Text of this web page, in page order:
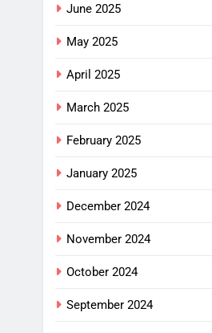
June 2025
May 2025
April 2025
March 2025
February 2025
January 2025
December 2024
November 2024
October 2024
September 2024